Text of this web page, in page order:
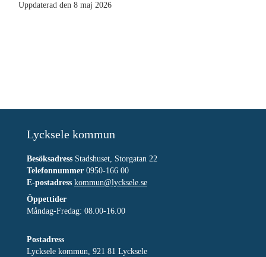
Uppdaterad den 8 maj 2026
Lycksele kommun
Besöksadress Stadshuset, Storgatan 22
Telefonnummer 0950-166 00
E-postadress kommun@lycksele.se
Öppettider
Måndag-Fredag: 08.00-16.00
Postadress
Lycksele kommun, 921 81 Lycksele